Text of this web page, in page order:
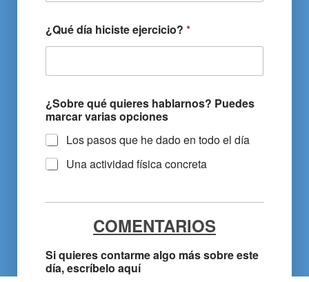
¿Qué día hiciste ejercicio? *
¿Sobre qué quieres hablarnos? Puedes
marcar varias opciones
Los pasos que he dado en todo el día
Una actividad física concreta
COMENTARIOS
Si quieres contarme algo más sobre este
día, escríbelo aquí